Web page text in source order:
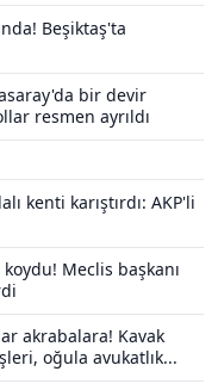
Beşiktaş'ta
bir devir
resmen ayrıldı
kenti karıştırdı: AKP'li
Meclis başkanı
akrabalara! Kavak
oğula avukatlık...